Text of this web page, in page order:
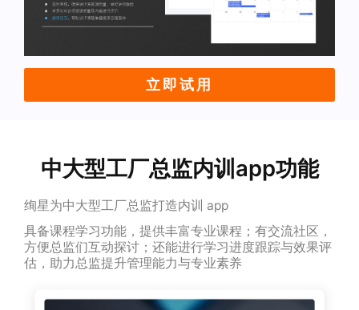
立即试用
中大型工厂总监内训app功能
绚星为中大型工厂总监打造内训 app
具备课程学习功能，提供丰富专业课程；有交流社区，
方便总监们互动探讨；还能进行学习进度跟踪与效果评
估，助力总监提升管理能力与专业素养